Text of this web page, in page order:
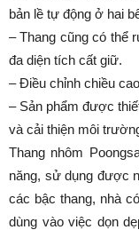
bản lề tự động ở hai
– Thang cũng có thể
đa diện tích cất giữ.
– Điều chỉnh chiều
– Sản phẩm được
và cải thiện môi
Thang nhôm
năng, sử dụng được
các bậc thang, nhà
dùng vào việc dọn